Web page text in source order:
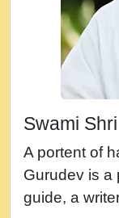
तू कर
2018 -
न म
नह
सहर चरण क
बगड
shastri ji
Swami
A portent of
Gurudev is a
guide, a